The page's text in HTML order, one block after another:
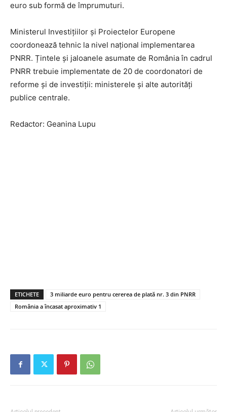
euro sub formă de împrumuturi.
Ministerul Investițiilor și Proiectelor Europene
coordonează tehnic la nivel național implementarea
PNRR. Țintele și jaloanele asumate de România în cadrul
PNRR trebuie implementate de 20 de coordonatori de
reforme și de investiții: ministerele și alte autorități
publice centrale.
Redactor: Geanina Lupu
ETICHETE
3 miliarde euro pentru cererea de plată nr. 3 din PNRR
România a încasat aproximativ 1